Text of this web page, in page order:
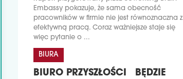
Embassy pokazuje, że sama obecność
pracowników w firmie nie jest równoznaczna z
efektywną pracą. Coraz ważniejsze staje się
więc pytanie o ...
BIURA
BIURO PRZYSZŁOŚCI BĘDZIE